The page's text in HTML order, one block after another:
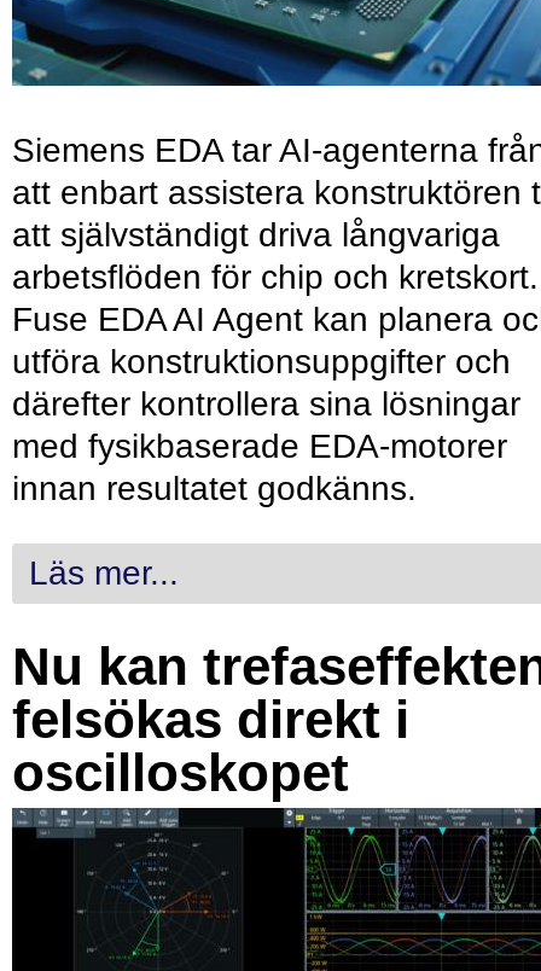
Siemens EDA tar AI-agenterna
att enbart assistera konstruktören
att självständigt driva långvariga
arbetsflöden för chip och kretskort.
Fuse EDA AI Agent kan planera
utföra konstruktionsuppgifter och
därefter kontrollera sina lösningar
med fysikbaserade EDA-motorer
innan resultatet godkänns.
Läs mer...
Nu kan
felsökas direkt i
oscilloskopet